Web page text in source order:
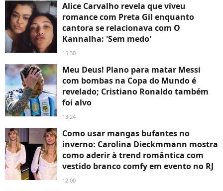
Alice Carvalho revela que viveu
romance com Preta Gil enquanto
cantora se relacionava com O
Kannalha: 'Sem medo'
15:30
Meu Deus! Plano para matar Messi
com bombas na Copa do Mundo é
revelado; Cristiano Ronaldo também
foi alvo
13:24
Como usar mangas bufantes no
inverno: Carolina Dieckmmann mostra
como aderir à trend romântica com
vestido branco comfy em evento no RJ
12:00